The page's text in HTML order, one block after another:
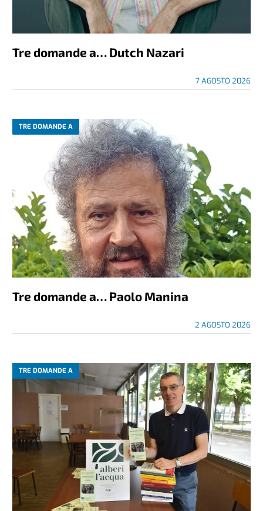
Tre domande a… Dutch Nazari
7 AGOSTO 2026
TRE DOMANDE A
Tre domande a… Paolo Manina
2 AGOSTO 2026
TRE DOMANDE A